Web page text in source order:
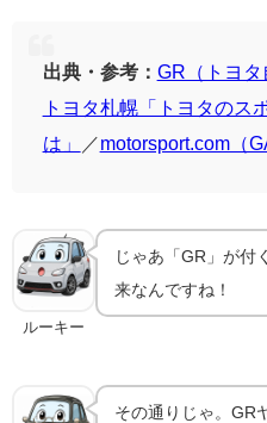
出典・参考： GR（トヨ
トヨタ札幌「トヨタのス
は」
／motorsport.com（
ルーキー
じゃあ「GR」が付
来なんですね！
その通りじゃ。GR